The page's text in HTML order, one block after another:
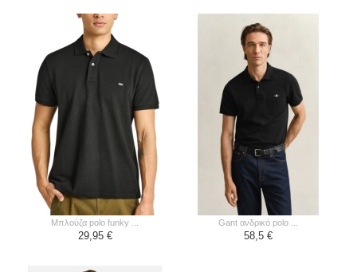
μπλούζα polo funky ...
29,95 €
gant ανδρικό polo ...
58,5 €